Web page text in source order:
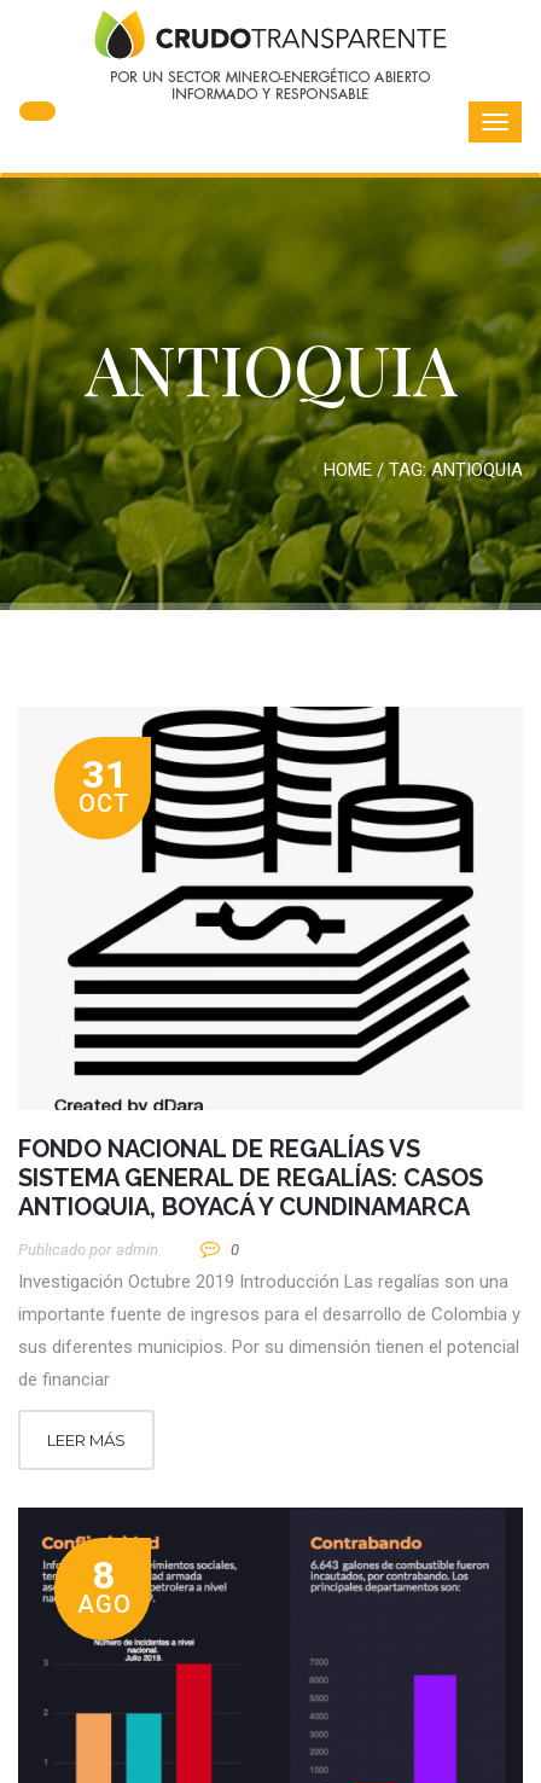
ANTIOQUIA
HOME/ TAG:ANTIOQUIA
31
OCT
FONDO NACIONAL DE REGALÍAS VS
SISTEMA GENERAL DE REGALÍAS: CASOS
ANTIOQUIA, BOYACÁ Y CUNDINAMARCA
Publicado por Admin 0
Investigación Octubre 2019 Introducción Las regalías son una
importante fuente de ingresos para el desarrollo de Colombia y
sus diferentes municipios. Por su dimensión tienen el potencial
de financiar
LEER MÁS
8
AGO